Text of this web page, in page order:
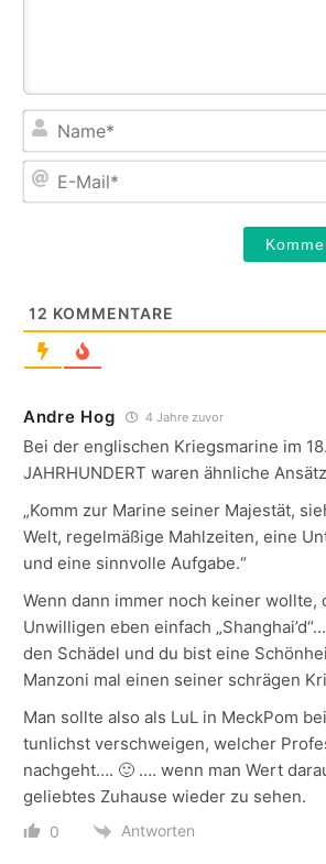
12 KOMMENTARE
Andre Hog 4 Jahre zuvor
Bei der englischen Kriegsmarine im
JAHRHUNDERT waren ähnliche
„Komm zur Marine seiner Majestät,
Welt, regelmäßige Mahlzeiten, eine
und eine sinnvolle Aufgabe.“
Wenn dann immer noch keiner wollte,
Unwilligen eben einfach
den Schädel und du bist eine
Manzoni mal einen seiner schrägen
Man sollte also als LuL in MeckPom
tunlichst verschweigen, welcher
nachgeht…. 🙂 …. wenn man Wert
geliebtes Zuhause wieder zu sehen.
0 Antworten